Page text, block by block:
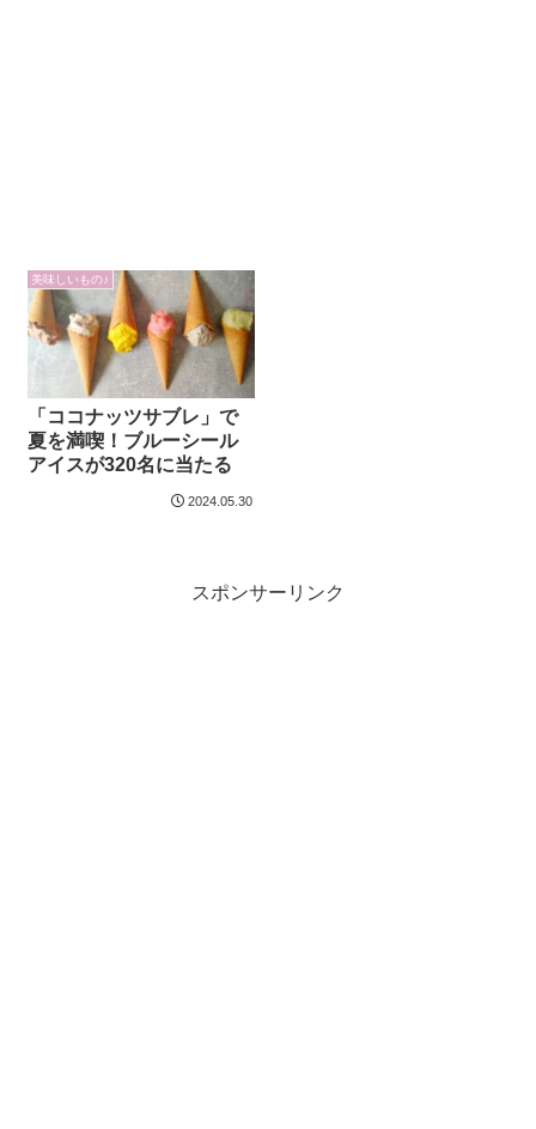
美味しいもの♪
「ココナッツサブレ」で
夏を満喫！ブルーシール
アイスが320名に当たる
2024.05.30
スポンサーリンク